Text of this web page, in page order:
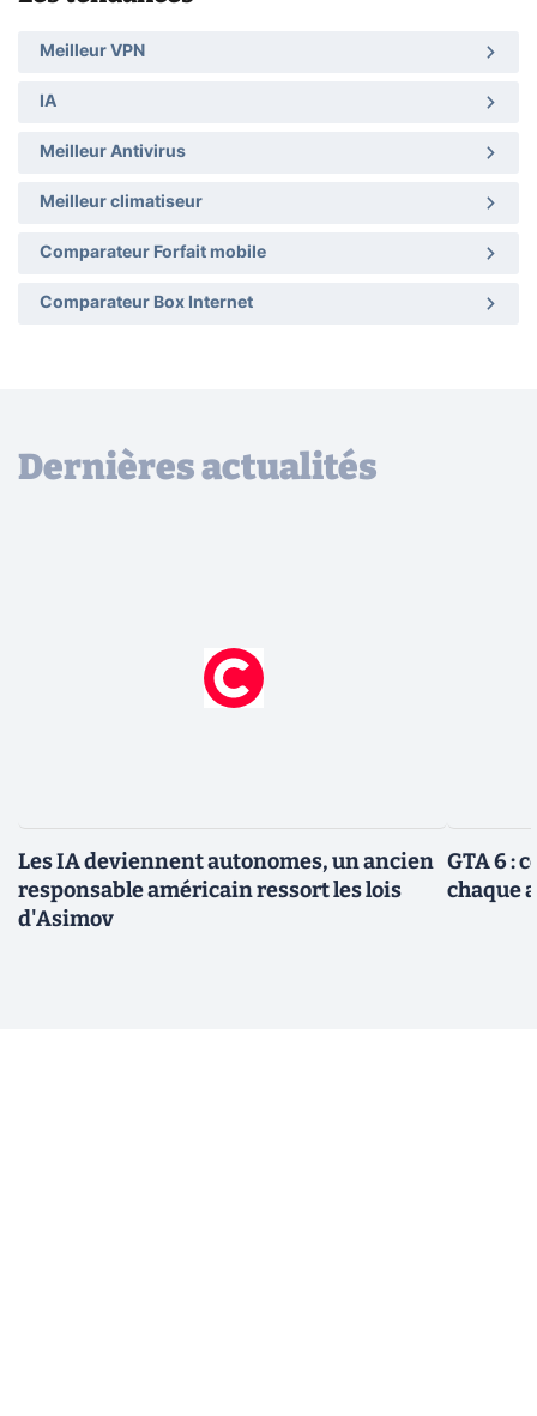
Meilleur VPN
IA
Meilleur Antivirus
Meilleur climatiseur
Comparateur Forfait mobile
Comparateur Box Internet
Dernières actualités
Les IA deviennent autonomes, un ancien
responsable américain ressort les lois
d'Asimov
GTA 6 :
chaque